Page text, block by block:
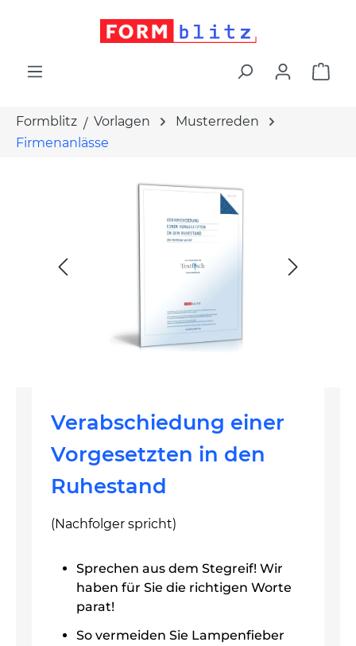
Formblitz Vorlagen
Musterreden
Firmenanlässe
Verabschiedung einer
Vorgesetzten in den
Ruhestand
(Nachfolger spricht)
Sprechen aus dem Stegreif! Wir
haben für Sie die richtigen Worte
parat!
So vermeiden Sie Lampenfieber